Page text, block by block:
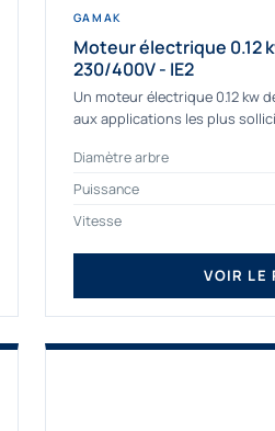
GAMAK
Moteur électrique 0.12
230/400V - IE2
Un moteur électrique 0.12 kw
aux applications les plus
Diamètre arbre
Puissance
Vitesse
VOIR LE